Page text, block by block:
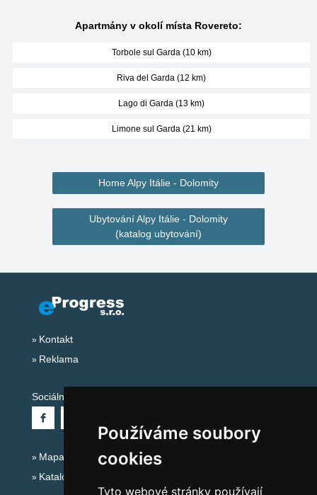
Používáme soubory
cookies
Tyto webové stránky používají
Apartmány v okolí místa Rovereto:
Torbole sul Garda (10 km)
Riva del Garda (12 km)
Lago di Garda (13 km)
Limone sul Garda (21 km)
Home Alpy Itálie - Dolomity
Ubytování Alpy Itálie - Dolomity
(katalog ubytování)
Kontakt
Reklama
Sociální sítě:
Mapa serveru Alpy Itálie - Dolomity
Katalog ubytování